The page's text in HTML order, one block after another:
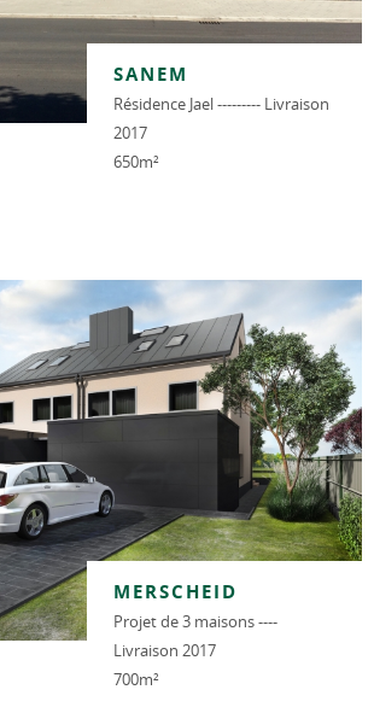
SANEM
Résidence Jael --------- Livraison
2017
650m²
MERSCHEID
Projet de 3 maisons ----
Livraison 2017
700m²